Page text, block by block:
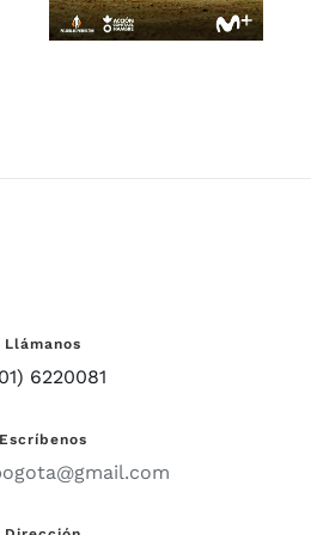
Llámanos
6220081
Escríbenos